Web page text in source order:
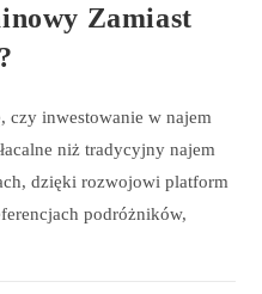
Zamiast
czy inwestowanie w najem
niż tradycyjny najem
dzięki rozwojowi platform
podróżników,